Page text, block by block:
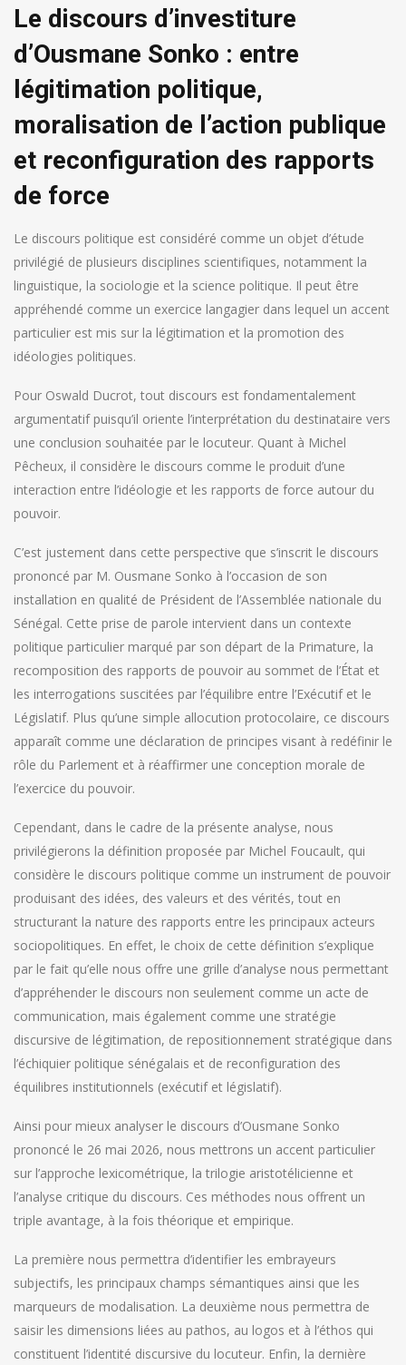
Le discours d’investiture
d’Ousmane Sonko : entre
légitimation politique,
moralisation de l’action publique
et reconfiguration des rapports
de force
Le discours politique est considéré comme un objet d’étude
privilégié de plusieurs disciplines scientifiques, notamment la
linguistique, la sociologie et la science politique. Il peut être
appréhendé comme un exercice langagier dans lequel un accent
particulier est mis sur la légitimation et la promotion des
idéologies politiques.
Pour Oswald Ducrot, tout discours est fondamentalement
argumentatif puisqu’il oriente l’interprétation du destinataire vers
une conclusion souhaitée par le locuteur. Quant à Michel
Pêcheux, il considère le discours comme le produit d’une
interaction entre l’idéologie et les rapports de force autour du
pouvoir.
C’est justement dans cette perspective que s’inscrit le discours
prononcé par M. Ousmane Sonko à l’occasion de son
installation en qualité de Président de l’Assemblée nationale du
Sénégal. Cette prise de parole intervient dans un contexte
politique particulier marqué par son départ de la Primature, la
recomposition des rapports de pouvoir au sommet de l’État et
les interrogations suscitées par l’équilibre entre l’Exécutif et le
Législatif. Plus qu’une simple allocution protocolaire, ce discours
apparaît comme une déclaration de principes visant à redéfinir le
rôle du Parlement et à réaffirmer une conception morale de
l’exercice du pouvoir.
Cependant, dans le cadre de la présente analyse, nous
privilégierons la définition proposée par Michel Foucault, qui
considère le discours politique comme un instrument de pouvoir
produisant des idées, des valeurs et des vérités, tout en
structurant la nature des rapports entre les principaux acteurs
sociopolitiques. En effet, le choix de cette définition s’explique
par le fait qu’elle nous offre une grille d’analyse nous permettant
d’appréhender le discours non seulement comme un acte de
communication, mais également comme une stratégie
discursive de légitimation, de repositionnement stratégique dans
l’échiquier politique sénégalais et de reconfiguration des
équilibres institutionnels (exécutif et législatif).
Ainsi pour mieux analyser le discours d’Ousmane Sonko
prononcé le 26 mai 2026, nous mettrons un accent particulier
sur l’approche lexicométrique, la trilogie aristotélicienne et
l’analyse critique du discours. Ces méthodes nous offrent un
triple avantage, à la fois théorique et empirique.
La première nous permettra d’identifier les embrayeurs
subjectifs, les principaux champs sémantiques ainsi que les
marqueurs de modalisation. La deuxième nous permettra de
saisir les dimensions liées au pathos, au logos et à l’éthos qui
constituent l’identité discursive du locuteur. Enfin, la dernière